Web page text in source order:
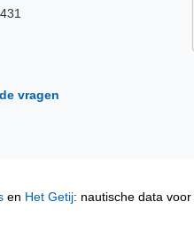
vragen
en Het Getij: nautische data voor